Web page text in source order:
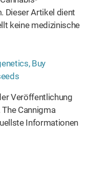
Dieser Artikel dient
keine medizinische
Veröffentlichung
Cannigma
Informationen